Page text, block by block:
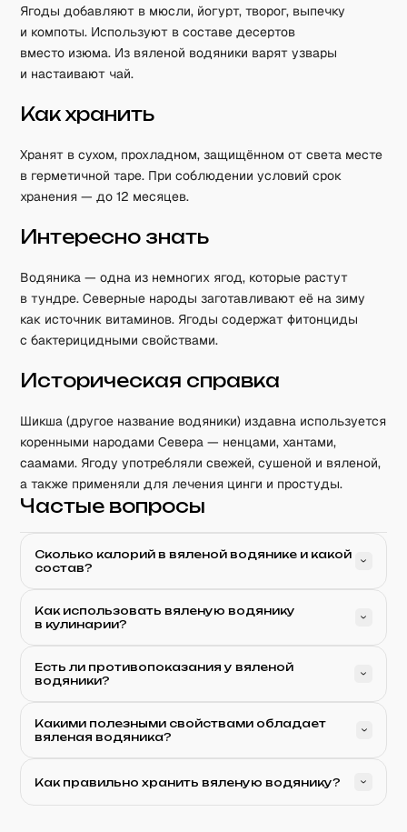
Ягоды добавляют в мюсли, йогурт, творог, выпечку
и компоты. Используют в составе десертов
вместо изюма. Из вяленой водяники варят узвары
и настаивают чай.
Как хранить
Хранят в сухом, прохладном, защищённом от света месте
в герметичной таре. При соблюдении условий срок
хранения — до 12 месяцев.
Интересно знать
Водяника — одна из немногих ягод, которые растут
в тундре. Северные народы заготавливают её на зиму
как источник витаминов. Ягоды содержат фитонциды
с бактерицидными свойствами.
Историческая справка
Шикша (другое название водяники) издавна используется
коренными народами Севера — ненцами, хантами,
саамами. Ягоду употребляли свежей, сушеной и вяленой,
а также применяли для лечения цинги и простуды.
Частые вопросы
Сколько калорий в вяленой водянике и какой
состав?
Как использовать вяленую водянику
в кулинарии?
Есть ли противопоказания у вяленой
водяники?
Какими полезными свойствами обладает
вяленая водяника?
Как правильно хранить вяленую водянику?